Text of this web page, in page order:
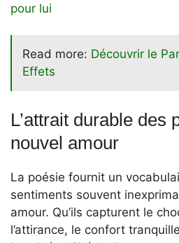
pour lui
Read more: Découvrir le
Effets
L’attrait durable des
nouvel amour
La poésie fournit un
sentiments souvent
amour. Qu’ils capturent le
l’attirance, le confort